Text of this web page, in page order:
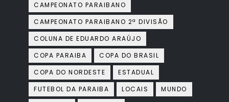
CAMPEONATO PARAIBANO
CAMPEONATO PARAIBANO 2ª DIVISÃO
COLUNA DE EDUARDO ARAÚJO
COPA PARAIBA
COPA DO BRASIL
COPA DO NORDESTE
ESTADUAL
FUTEBOL DA PARAIBA
LOCAIS
MUNDO